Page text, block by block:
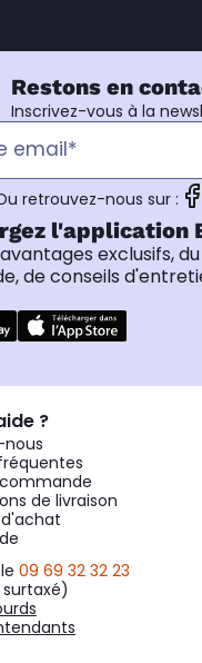
Restons en
Inscrivez-vous à la
retrouvez-nous sur :
l'application
exclusifs,
de conseils
?
de livraison
d'achat
09 69 32 32 23